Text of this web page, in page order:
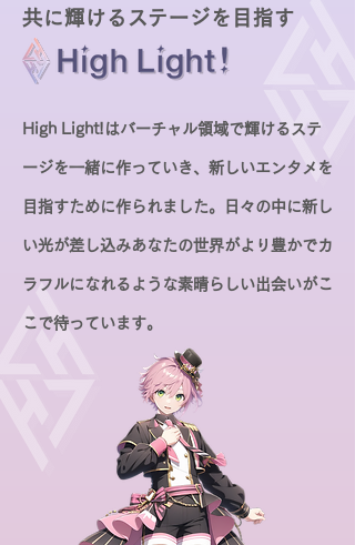
共に輝けるステージを目指す
High Light!はバーチャル領域で輝けるステ
ージを一緒に作っていき、新しいエンタメを
目指すために作られました。 日々の中に新し
い光が差し込みあなたの世界がより豊かでカ
ラフルになれるような素晴らしい出会いがこ
こで待っています。